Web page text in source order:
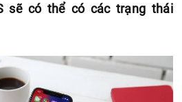
sẽ có thể có các trạng thái